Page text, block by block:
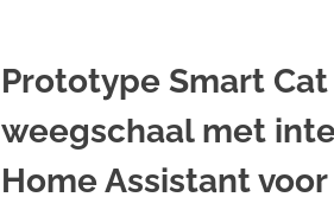
Prototype Smart
weegschaal met
Home Assistant